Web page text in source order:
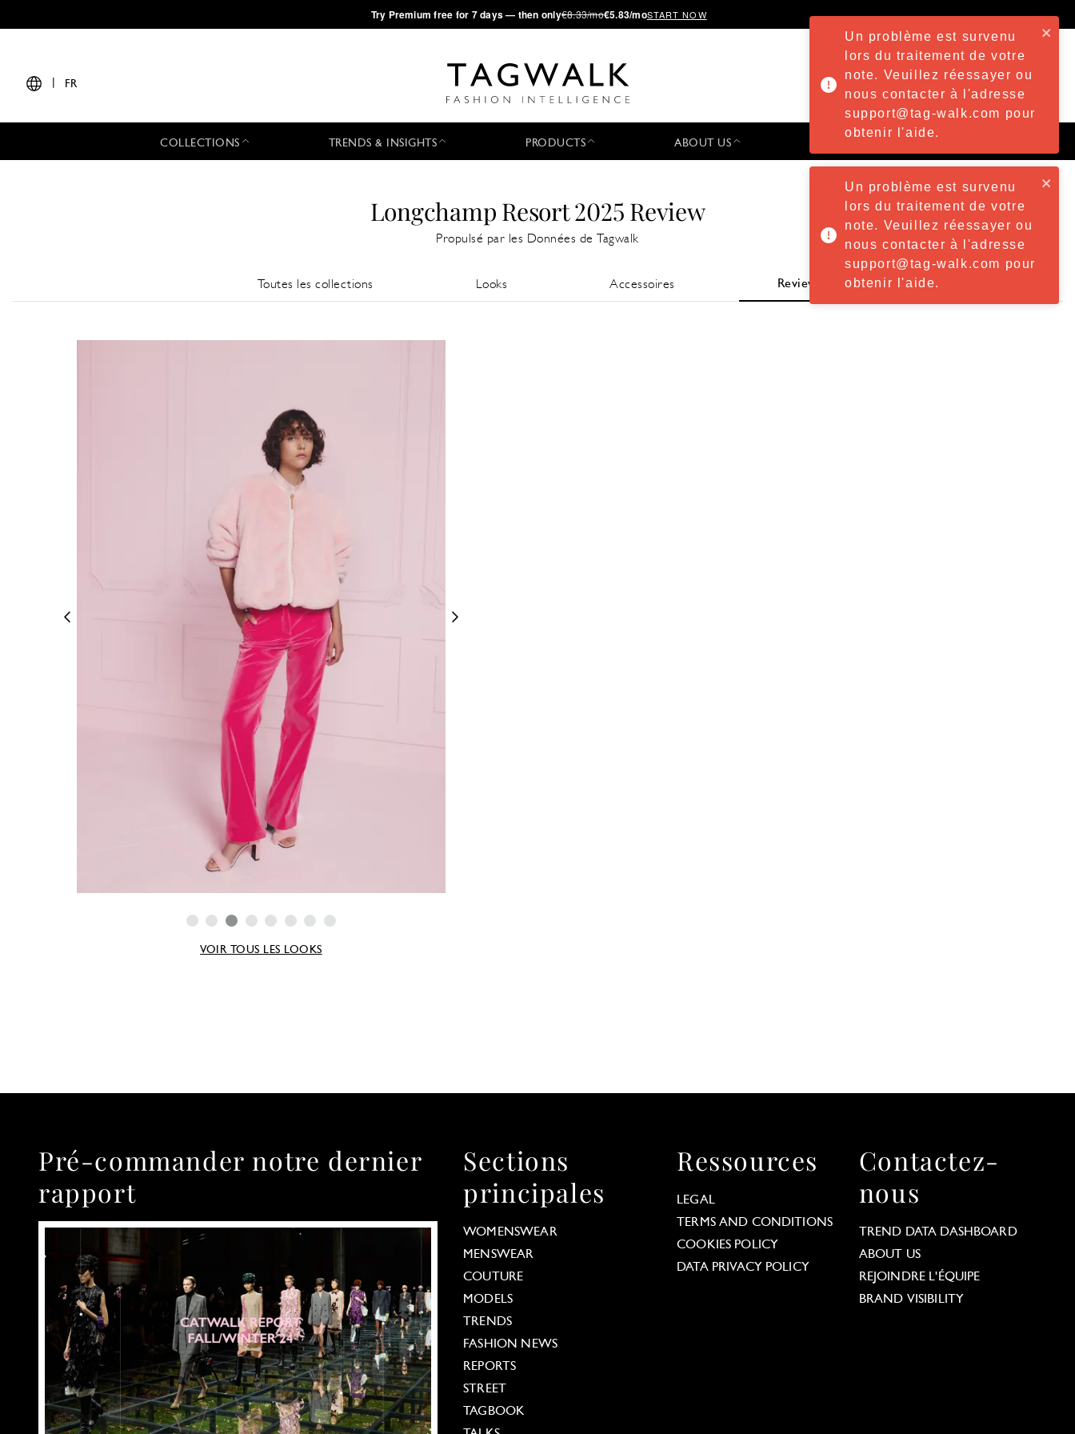
·Try Premium free for 7 days — then only€8.33/mo€5.83/moSTART NOW
FR
COLLECTIONS TRENDS & INSIGHTS PRODUCTS ABOUT US
Longchamp Resort 2025 Review
Propulsé par les Données de Tagwalk
Toutes les collections Looks Accessoires Review
VOIR TOUS LES LOOKS
Pré-commander notre dernier
rapport
Sections
principales
WOMENSWEAR
MENSWEAR
COUTURE
MODELS
TRENDS
FASHION NEWS
REPORTS
STREET
TAGBOOK
Ressources
LEGAL
TERMS AND CONDITIONS
COOKIES POLICY
DATA PRIVACY POLICY
Contactez-
nous
TREND DATA DASHBOARD
ABOUT US
REJOINDRE L'ÉQUIPE
BRAND VISIBILITY
Un problème est survenu
lors du traitement de votre
note. Veuillez réessayer ou
nous contacter à l'adresse
support@tag-walk.com pour
obtenir l'aide.
Un problème est survenu
lors du traitement de votre
note. Veuillez réessayer ou
nous contacter à l'adresse
support@tag-walk.com pour
obtenir l'aide.